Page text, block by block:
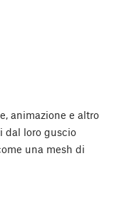
animazione e altro
dal loro guscio
una mesh di